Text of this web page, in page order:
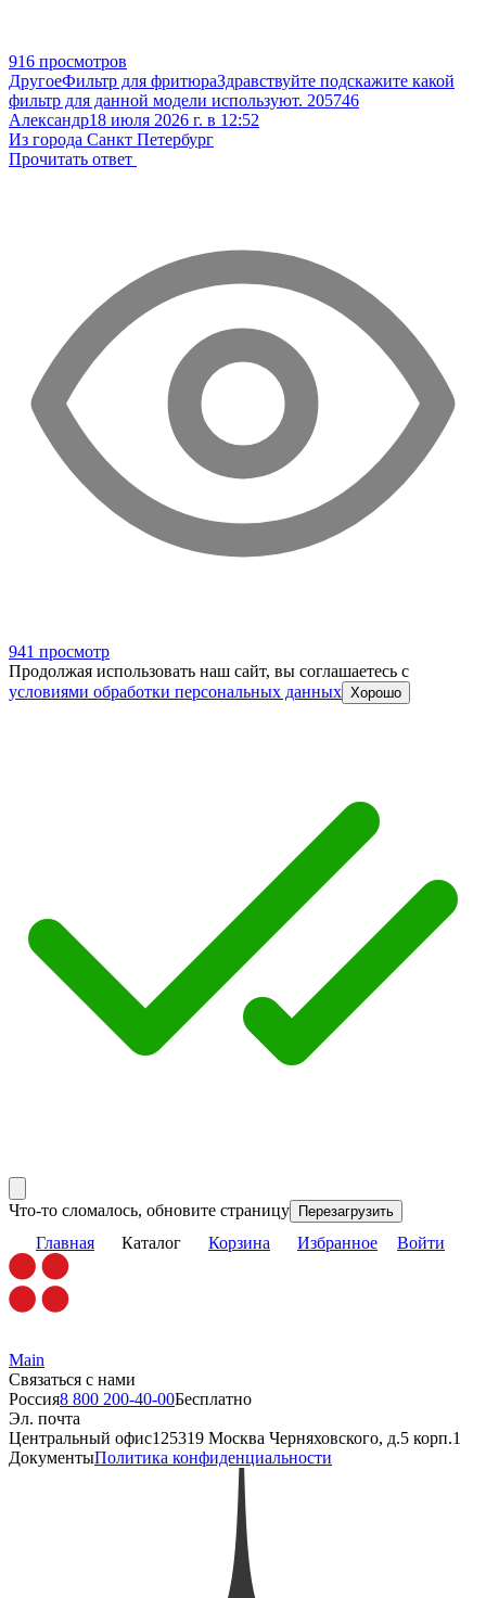
916 просмотров
ДругоеФильтр для фритюраЗдравствуйте подскажите какой
фильтр для данной модели используют. 205746
Александр18 июля 2026 г. в 12:52
Из города Санкт Петербург
Прочитать ответ
941 просмотр
Продолжая использовать наш сайт, вы соглашаетесь c
условиями обработки персональных данных Хорошо
Что-то сломалось, обновите страницу Перезагрузить
Главная Каталог Корзина Избранное Войти
Main
Связаться с нами
Россия8 800 200-40-00Бесплатно
Эл. почта
Центральный офис125319 Москва Черняховского, д.5 корп.1
ДокументыПолитика конфиденциальности